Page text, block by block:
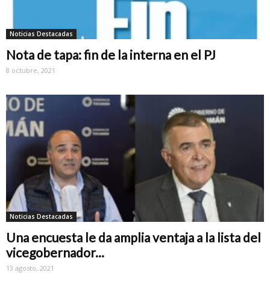
Noticias Destacadas
Nota de tapa: fin de la interna en el PJ
8 octubre, 2021
Noticias Destacadas
Una encuesta le da amplia ventaja a la lista del
vicegobernador...
13 agosto, 2021